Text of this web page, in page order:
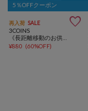
5％OFFクーポン
再入荷 SALE 
3COINS
¥880 (60%OFF)